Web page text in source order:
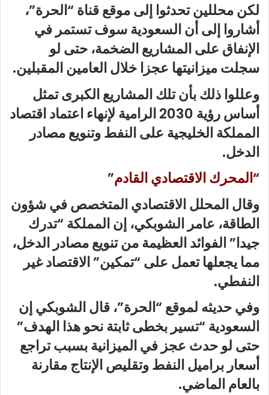
لكن محللين تحدثوا إلى موقع قناة “الحرة”،
أشاروا إلى أن السعودية سوف تستمر في
الإنفاق على المشاريع الضخمة، حتى لو
سجلت ميزانيتها عجزا خلال العامين المقبلين.
وعللوا ذلك بأن تلك المشاريع الكبرى تمثل
أساس رؤية 2030 الرامية لإنهاء اعتماد اقتصاد
المملكة الخليجية على النفط وتنويع مصادر
الدخل.
“المحرك الاقتصادي القادم”
وقال المحلل الاقتصادي المتخصص في شؤون
الطاقة، عامر الشوبكي، إن المملكة “تدرك
جيدا” الفوائد العظيمة من تنويع مصادر الدخل،
مما يجعلها تعمل على “تمكين” الاقتصاد غير
النفطي.
وفي حديثه لموقع “الحرة”، قال الشوبكي إن
السعودية “تسير بخطى ثابتة نحو هذا الهدف”
حتى لو حدث عجز في الميزانية بسبب تراجع
أسعار براميل النفط وتقليص الإنتاج مقارنة
بالعام الماضي.